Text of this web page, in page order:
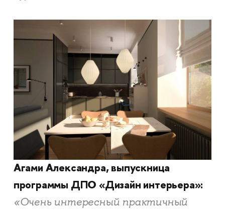
Агами Александра, выпускница
программы ДПО «Дизайн интерьера»:
«Очень интересный практичный